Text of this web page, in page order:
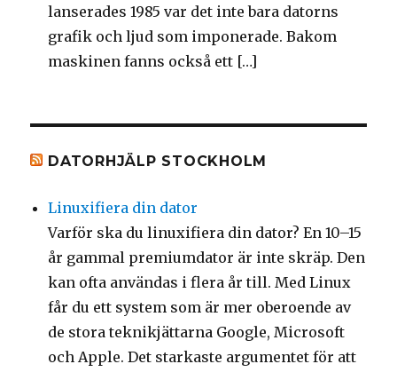
lanserades 1985 var det inte bara datorns
grafik och ljud som imponerade. Bakom
maskinen fanns också ett […]
DATORHJÄLP STOCKHOLM
Linuxifiera din dator
Varför ska du linuxifiera din dator? En 10–15
år gammal premiumdator är inte skräp. Den
kan ofta användas i flera år till. Med Linux
får du ett system som är mer oberoende av
de stora teknikjättarna Google, Microsoft
och Apple. Det starkaste argumentet för att